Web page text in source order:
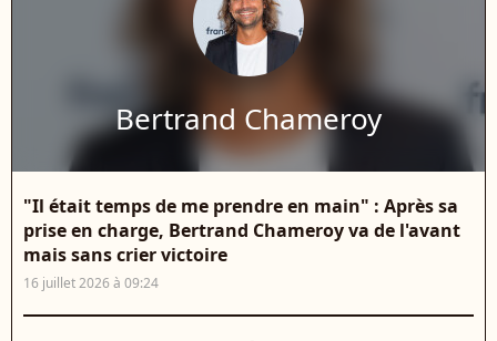
Bertrand Chameroy
"Il était temps de me prendre en main" : Après sa
prise en charge, Bertrand Chameroy va de l'avant
mais sans crier victoire
16 juillet 2026 à 09:24